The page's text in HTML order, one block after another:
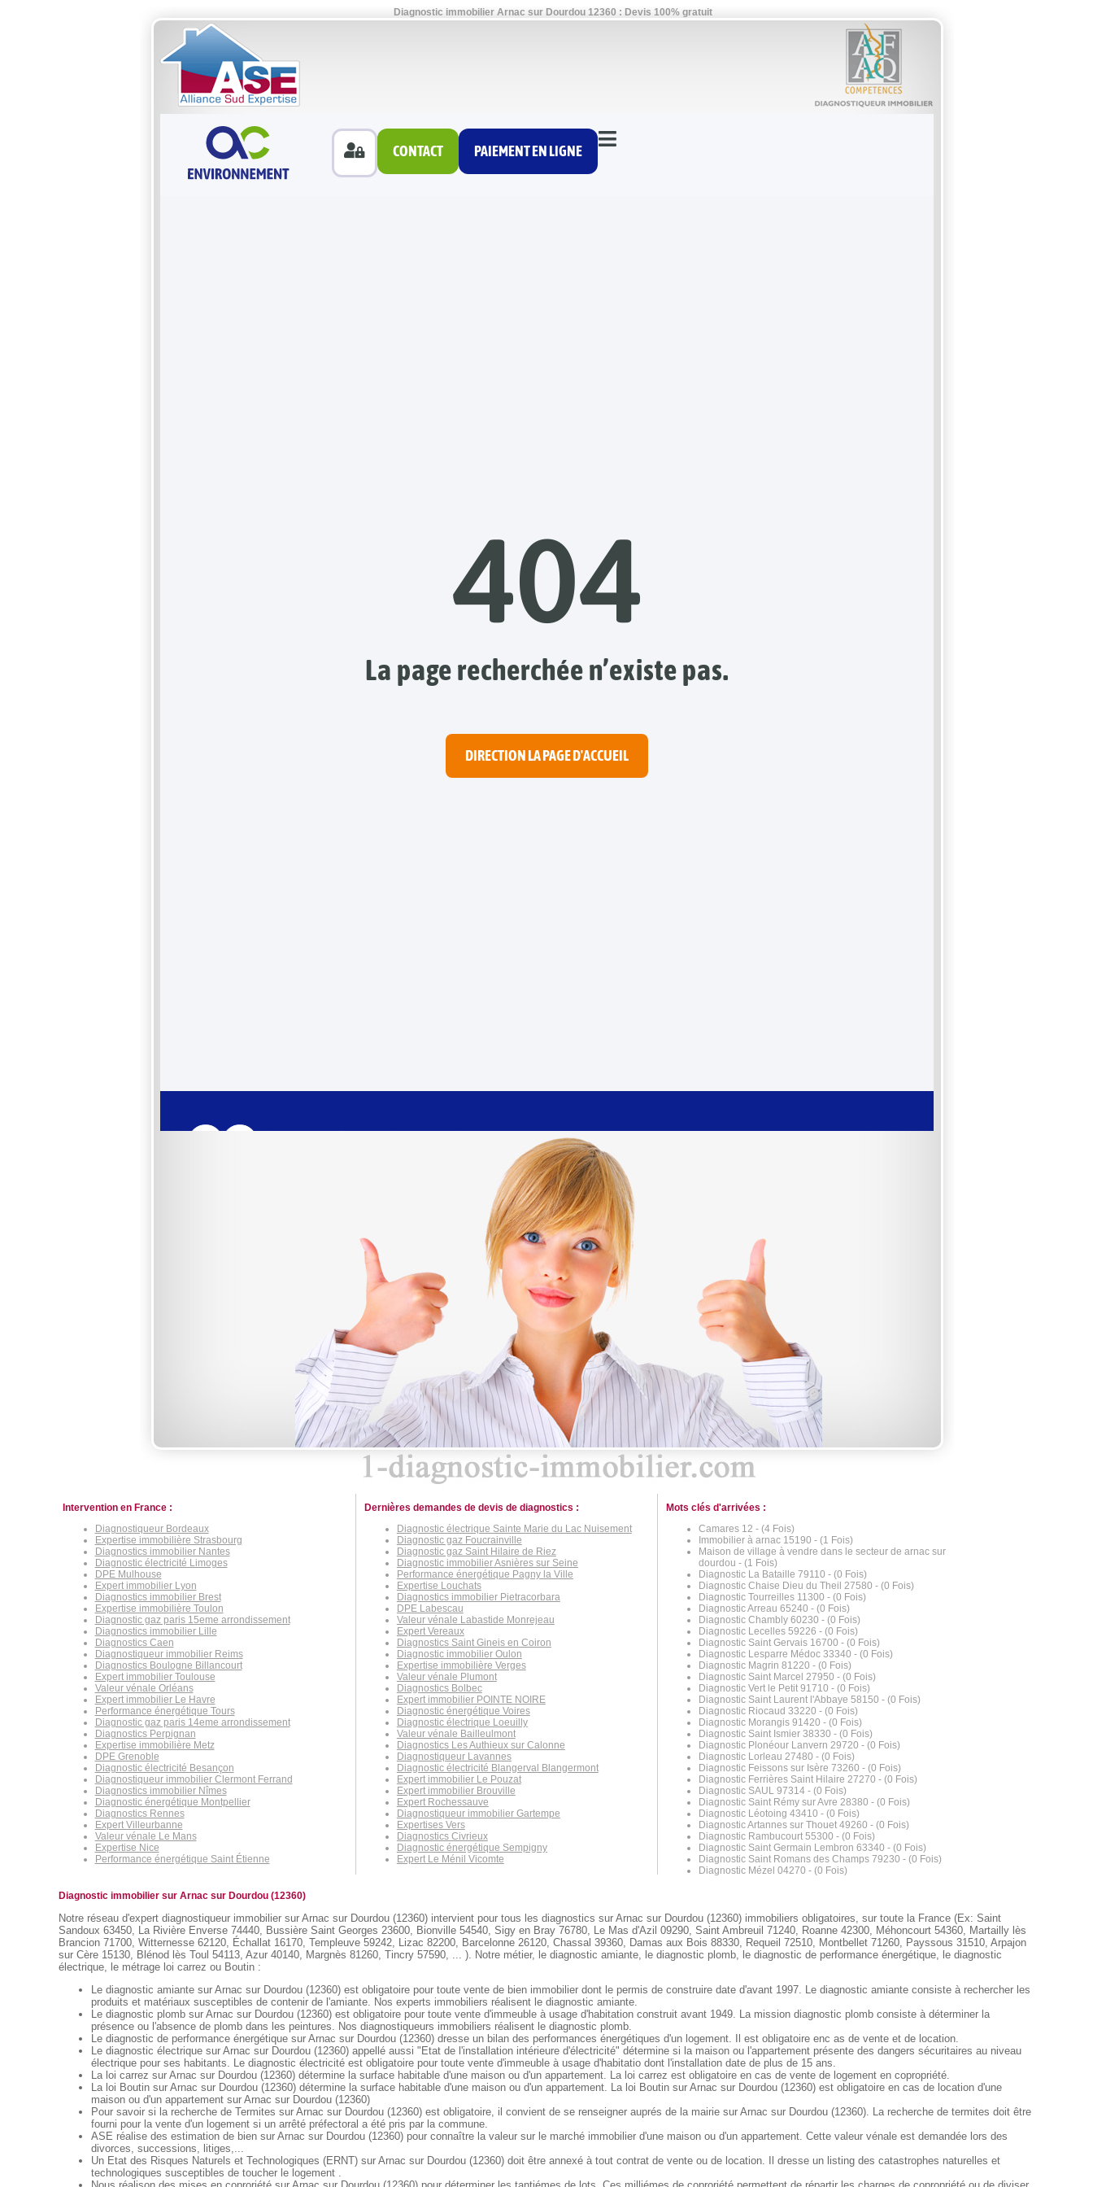
Diagnostic immobilier Arnac sur Dourdou 12360 : Devis 100% gratuit
Intervention en France :
Diagnostiqueur Bordeaux
Expertise immobilière Strasbourg
Diagnostics immobilier Nantes
Diagnostic électricité Limoges
DPE Mulhouse
Expert immobilier Lyon
Diagnostics immobilier Brest
Expertise immobilière Toulon
Diagnostic gaz paris 15eme arrondissement
Diagnostics immobilier Lille
Diagnostics Caen
Diagnostiqueur immobilier Reims
Diagnostics Boulogne Billancourt
Expert immobilier Toulouse
Valeur vénale Orléans
Expert immobilier Le Havre
Performance énergétique Tours
Diagnostic gaz paris 14eme arrondissement
Diagnostics Perpignan
Expertise immobilière Metz
DPE Grenoble
Diagnostic électricité Besançon
Diagnostiqueur immobilier Clermont Ferrand
Diagnostics immobilier Nîmes
Diagnostic énergétique Montpellier
Diagnostics Rennes
Expert Villeurbanne
Valeur vénale Le Mans
Expertise Nice
Performance énergétique Saint Étienne
Dernières demandes de devis de diagnostics :
Diagnostic électrique Sainte Marie du Lac Nuisement
Diagnostic gaz Foucrainville
Diagnostic gaz Saint Hilaire de Riez
Diagnostic immobilier Asnières sur Seine
Performance énergétique Pagny la Ville
Expertise Louchats
Diagnostics immobilier Pietracorbara
DPE Labescau
Valeur vénale Labastide Monrejeau
Expert Vereaux
Diagnostics Saint Gineis en Coiron
Diagnostic immobilier Oulon
Expertise immobilière Verges
Valeur vénale Plumont
Diagnostics Bolbec
Expert immobilier POINTE NOIRE
Diagnostic énergétique Voires
Diagnostic électrique Loeuilly
Valeur vénale Bailleulmont
Diagnostics Les Authieux sur Calonne
Diagnostiqueur Lavannes
Diagnostic électricité Blangerval Blangermont
Expert immobilier Le Pouzat
Expert immobilier Brouville
Expert Rochessauve
Diagnostiqueur immobilier Gartempe
Expertises Vers
Diagnostics Civrieux
Diagnostic énergétique Sempigny
Expert Le Ménil Vicomte
Mots clés d'arrivées :
Camares 12 - (4 Fois)
Immobilier à arnac 15190 - (1 Fois)
Maison de village à vendre dans le secteur de arnac sur
dourdou - (1 Fois)
Diagnostic La Bataille 79110 - (0 Fois)
Diagnostic Chaise Dieu du Theil 27580 - (0 Fois)
Diagnostic Tourreilles 11300 - (0 Fois)
Diagnostic Arreau 65240 - (0 Fois)
Diagnostic Chambly 60230 - (0 Fois)
Diagnostic Lecelles 59226 - (0 Fois)
Diagnostic Saint Gervais 16700 - (0 Fois)
Diagnostic Lesparre Médoc 33340 - (0 Fois)
Diagnostic Magrin 81220 - (0 Fois)
Diagnostic Saint Marcel 27950 - (0 Fois)
Diagnostic Vert le Petit 91710 - (0 Fois)
Diagnostic Saint Laurent l'Abbaye 58150 - (0 Fois)
Diagnostic Riocaud 33220 - (0 Fois)
Diagnostic Morangis 91420 - (0 Fois)
Diagnostic Saint Ismier 38330 - (0 Fois)
Diagnostic Plonéour Lanvern 29720 - (0 Fois)
Diagnostic Lorleau 27480 - (0 Fois)
Diagnostic Feissons sur Isère 73260 - (0 Fois)
Diagnostic Ferrières Saint Hilaire 27270 - (0 Fois)
Diagnostic SAUL 97314 - (0 Fois)
Diagnostic Saint Rémy sur Avre 28380 - (0 Fois)
Diagnostic Léotoing 43410 - (0 Fois)
Diagnostic Artannes sur Thouet 49260 - (0 Fois)
Diagnostic Rambucourt 55300 - (0 Fois)
Diagnostic Saint Germain Lembron 63340 - (0 Fois)
Diagnostic Saint Romans des Champs 79230 - (0 Fois)
Diagnostic Mézel 04270 - (0 Fois)
Diagnostic immobilier sur Arnac sur Dourdou (12360)
Notre réseau d'expert diagnostiqueur immobilier sur Arnac sur Dourdou (12360) intervient pour tous les diagnostics sur Arnac sur Dourdou (12360) immobiliers obligatoires, sur toute la France (Ex: Saint
Sandoux 63450, La Rivière Enverse 74440, Bussière Saint Georges 23600, Bionville 54540, Sigy en Bray 76780, Le Mas d'Azil 09290, Saint Ambreuil 71240, Roanne 42300, Méhoncourt 54360, Martailly lès
Brancion 71700, Witternesse 62120, Échallat 16170, Templeuve 59242, Lizac 82200, Barcelonne 26120, Chassal 39360, Damas aux Bois 88330, Requeil 72510, Montbellet 71260, Payssous 31510, Arpajon
sur Cère 15130, Blénod lès Toul 54113, Azur 40140, Margnès 81260, Tincry 57590, ... ). Notre métier, le diagnostic amiante, le diagnostic plomb, le diagnostic de performance énergétique, le diagnostic
électrique, le métrage loi carrez ou Boutin :
Le diagnostic amiante sur Arnac sur Dourdou (12360) est obligatoire pour toute vente de bien immobilier dont le permis de construire date d'avant 1997. Le diagnostic amiante consiste à rechercher les
produits et matériaux susceptibles de contenir de l'amiante. Nos experts immobiliers réalisent le diagnostic amiante.
Le diagnostic plomb sur Arnac sur Dourdou (12360) est obligatoire pour toute vente d'immeuble à usage d'habitation construit avant 1949. La mission diagnostic plomb consiste à déterminer la
présence ou l'absence de plomb dans les peintures. Nos diagnostiqueurs immobiliers réalisent le diagnostic plomb.
Le diagnostic de performance énergétique sur Arnac sur Dourdou (12360) dresse un bilan des performances énergétiques d'un logement. Il est obligatoire enc as de vente et de location.
Le diagnostic électrique sur Arnac sur Dourdou (12360) appellé aussi "Etat de l'installation intérieure d'électricité" détermine si la maison ou l'appartement présente des dangers sécuritaires au niveau
électrique pour ses habitants. Le diagnostic électricité est obligatoire pour toute vente d'immeuble à usage d'habitatio dont l'installation date de plus de 15 ans.
La loi carrez sur Arnac sur Dourdou (12360) détermine la surface habitable d'une maison ou d'un appartement. La loi carrez est obligatoire en cas de vente de logement en copropriété.
La loi Boutin sur Arnac sur Dourdou (12360) détermine la surface habitable d'une maison ou d'un appartement. La loi Boutin sur Arnac sur Dourdou (12360) est obligatoire en cas de location d'une
maison ou d'un appartement sur Arnac sur Dourdou (12360)
Pour savoir si la recherche de Termites sur Arnac sur Dourdou (12360) est obligatoire, il convient de se renseigner auprés de la mairie sur Arnac sur Dourdou (12360). La recherche de termites doit être
fourni pour la vente d'un logement si un arrêté préfectoral a été pris par la commune.
ASE réalise des estimation de bien sur Arnac sur Dourdou (12360) pour connaître la valeur sur le marché immobilier d'une maison ou d'un appartement. Cette valeur vénale est demandée lors des
divorces, successions, litiges,...
Un Etat des Risques Naturels et Technologiques (ERNT) sur Arnac sur Dourdou (12360) doit être annexé à tout contrat de vente ou de location. Il dresse un listing des catastrophes naturelles et
technologiques susceptibles de toucher le logement .